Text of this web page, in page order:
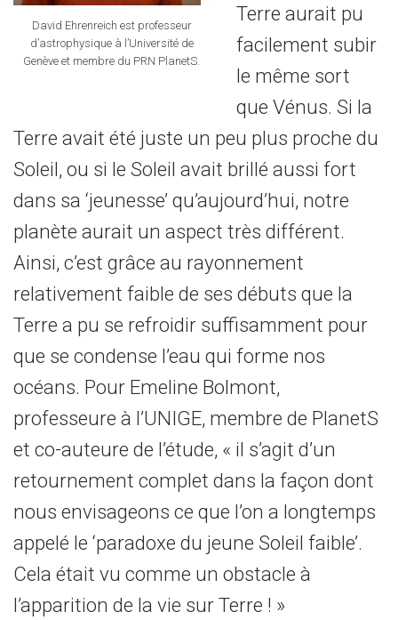
David Ehrenreich est professeur
d’astrophysique à l’Université de
Genève et membre du PRN PlanetS.
Terre aurait pu
facilement subir
le même sort
que Vénus. Si la
Terre avait été juste un peu plus proche du
Soleil, ou si le Soleil avait brillé aussi fort
dans sa ‘jeunesse’ qu’aujourd’hui, notre
planète aurait un aspect très différent.
Ainsi, c’est grâce au rayonnement
relativement faible de ses débuts que la
Terre a pu se refroidir suffisamment pour
que se condense l’eau qui forme nos
océans. Pour Emeline Bolmont,
professeure à l’UNIGE, membre de PlanetS
et co-auteure de l’étude, « il s’agit d’un
retournement complet dans la façon dont
nous envisageons ce que l’on a longtemps
appelé le ‘paradoxe du jeune Soleil faible’.
Cela était vu comme un obstacle à
l’apparition de la vie sur Terre ! »